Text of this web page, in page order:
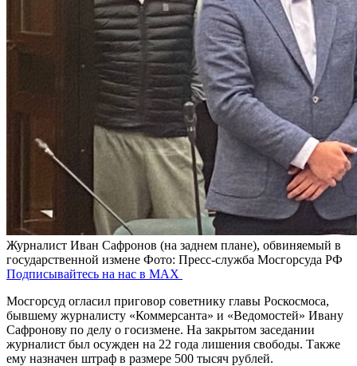
Журналист Иван Сафронов (на заднем плане), обвиняемый в
государственной измене Фото: Пресс-служба Мосгорсуда РФ
Подписывайтесь на нас в MAX
Мосгорсуд огласил приговор советнику главы Роскосмоса,
бывшему журналисту «Коммерсанта» и «Ведомостей» Ивану
Сафронову по делу о госизмене. На закрытом заседании
журналист был осужден на 22 года лишения свободы. Также
ему назначен штраф в размере 500 тысяч рублей.